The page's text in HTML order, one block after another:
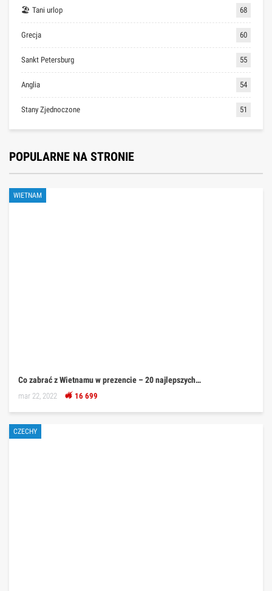
🏖 Tani urlop 68
Grecja 60
Sankt Petersburg 55
Anglia 54
Stany Zjednoczone 51
POPULARNE NA STRONIE
WIETNAM
Co zabrać z Wietnamu w prezencie – 20 najlepszych…
mar 22, 2022 16 699
CZECHY